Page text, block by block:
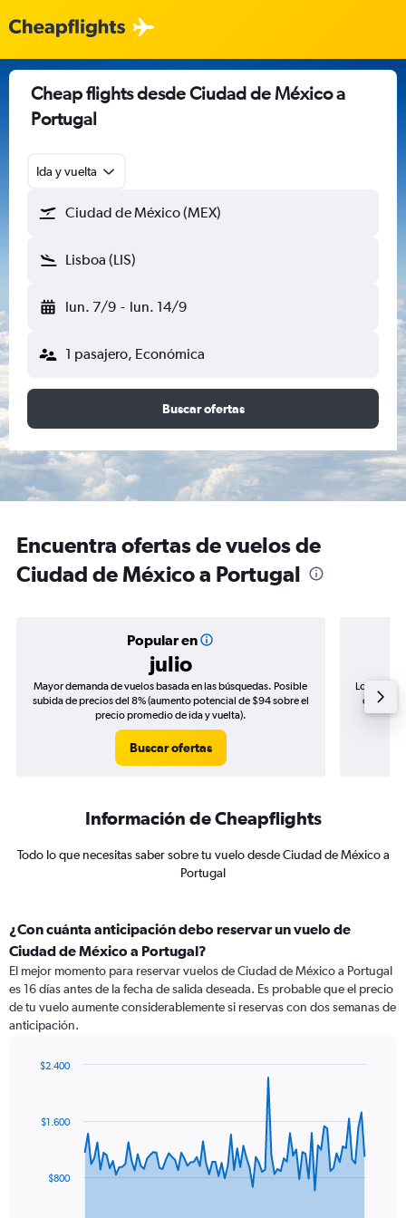
Cheap flights desde Ciudad de México a
Portugal
Ida y vuelta
Ciudad de México (MEX)
Lisboa (LIS)
lun. 7/9 - lun. 14/9
1 pasajero, Económica
Buscar ofertas
Encuentra ofertas de vuelos de
Ciudad de México a Portugal
Popular en
julio
Mayor demanda de vuelos basada en las búsquedas. Posible
subida de precios del 8% (aumento potencial de $94 sobre el
precio promedio de ida y vuelta).
Buscar ofertas
Los
de
Información de Cheapflights
Todo lo que necesitas saber sobre tu vuelo desde Ciudad de México a
Portugal
¿Con cuánta anticipación debo reservar un vuelo de
Ciudad de México a Portugal?
El mejor momento para reservar vuelos de Ciudad de México a Portugal
es 16 días antes de la fecha de salida deseada. Es probable que el precio
de tu vuelo aumente considerablemente si reservas con dos semanas de
anticipación.
data
The$800
$1.600
$2.400